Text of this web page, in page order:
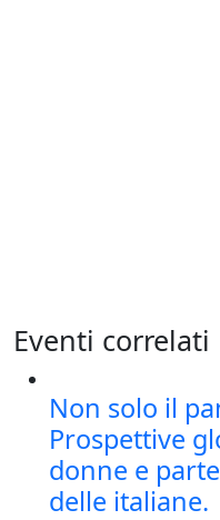
Eventi correlati
Non solo il
Prospettive
donne e
delle italiane.